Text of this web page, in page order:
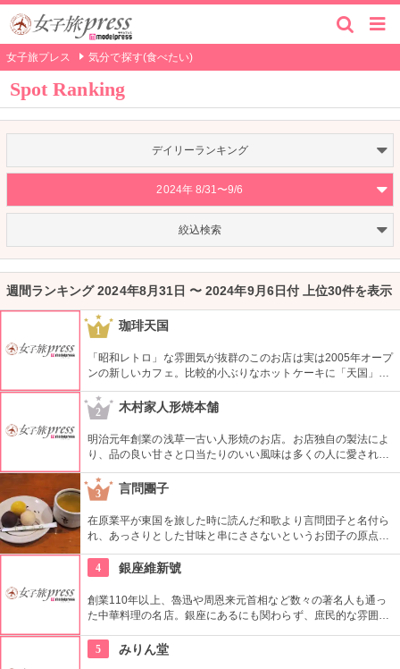
女子旅プレス 気分で探す(食べたい)
Spot Ranking
デイリーランキング
2024年 8/31〜9/6
絞込検索
週間ランキング 2024年8月31日 〜 2024年9月6日付 上位30件を表示
1 珈琲天国
「昭和レトロ」な雰囲気が抜群のこのお店は実は2005年オープ
ンの新しいカフェ。比較的小ぶりなホットケーキに「天国」の
焼印がついて可愛い。浅草でホットケーキが食べたくなったら
ここへ。
2 木村家人形焼本舗
明治元年創業の浅草一古い人形焼のお店。お店独自の製法によ
り、品の良い甘さと口当たりのいい風味は多くの人に愛されて
いる。ハト、雷門、五重塔など浅草にちなんだ形が可愛い。ア
ンコの入っていないタイプもあり。ハトのマークを目印に探し
て。
3 言問團子
在原業平が東国を旅した時に読んだ和歌より言問団子と名付ら
れ、あっさりとした甘味と串にささないというお団子の原点を
守り創業以来の造りを続けてる。団子は小豆餡と白餡、味噌味
の餡の３種類がある。
4 銀座維新號
創業110年以上、魯迅や周恩来元首相など数々の著名人も通っ
た中華料理の名店。銀座にあるにも関わらず、庶民的な雰囲気
を得ています。
5 みりん堂